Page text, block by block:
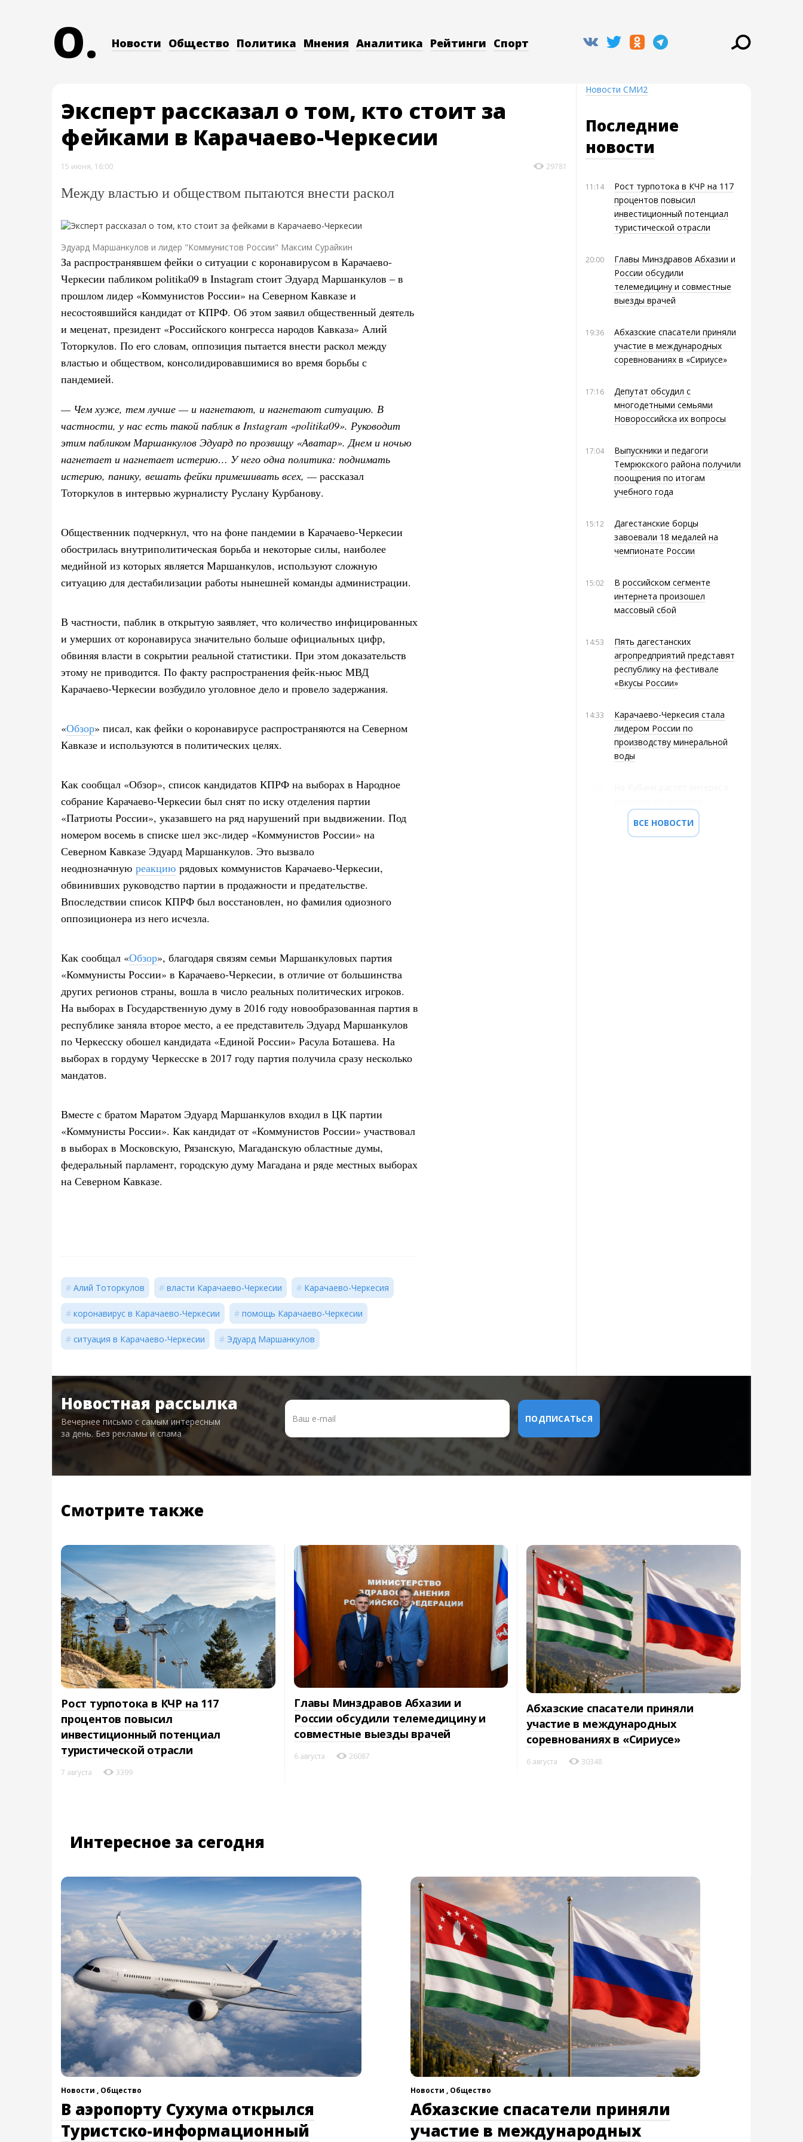
O. Новости Общество Политика Мнения Аналитика Рейтинги Спорт
Эксперт рассказал о том, кто стоит за
фейками в Карачаево-Черкесии
15 июня, 16:00 29781
Между властью и обществом пытаются внести раскол
Эдуард Маршанкулов и лидер "Коммунистов России" Максим Сурайкин
За распространявшем фейки о ситуации с коронавирусом в Карачаево-
Черкесии пабликом politika09 в Instagram стоит Эдуард Маршанкулов – в
прошлом лидер «Коммунистов России» на Северном Кавказе и
несостоявшийся кандидат от КПРФ. Об этом заявил общественный деятель
и меценат, президент «Российского конгресса народов Кавказа» Алий
Тоторкулов. По его словам, оппозиция пытается внести раскол между
властью и обществом, консолидировавшимися во время борьбы с
пандемией.
— Чем хуже, тем лучше — и нагнетают, и нагнетают ситуацию. В
частности, у нас есть такой паблик в Instagram «politika09». Руководит
этим пабликом Маршанкулов Эдуард по прозвищу «Аватар». Днем и ночью
нагнетает и нагнетает истерию… У него одна политика: поднимать
истерию, панику, вешать фейки примешивать всех, — рассказал
Тоторкулов в интервью журналисту Руслану Курбанову.
Общественник подчеркнул, что на фоне пандемии в Карачаево-Черкесии
обострилась внутриполитическая борьба и некоторые силы, наиболее
медийной из которых является Маршанкулов, используют сложную
ситуацию для дестабилизации работы нынешней команды администрации.
В частности, паблик в открытую заявляет, что количество инфицированных
и умерших от коронавируса значительно больше официальных цифр,
обвиняя власти в сокрытии реальной статистики. При этом доказательств
этому не приводится. По факту распространения фейк-ньюс МВД
Карачаево-Черкесии возбудило уголовное дело и провело задержания.
«Обзор» писал, как фейки о коронавирусе распространяются на Северном
Кавказе и используются в политических целях.
Как сообщал «Обзор», список кандидатов КПРФ на выборах в Народное
собрание Карачаево-Черкесии был снят по иску отделения партии
«Патриоты России», указавшего на ряд нарушений при выдвижении. Под
номером восемь в списке шел экс-лидер «Коммунистов России» на
Северном Кавказе Эдуард Маршанкулов. Это вызвало
неоднозначную реакцию рядовых коммунистов Карачаево-Черкесии,
обвинивших руководство партии в продажности и предательстве.
Впоследствии список КПРФ был восстановлен, но фамилия одиозного
оппозиционера из него исчезла.
Как сообщал «Обзор», благодаря связям семьи Маршанкуловых партия
«Коммунисты России» в Карачаево-Черкесии, в отличие от большинства
других регионов страны, вошла в число реальных политических игроков.
На выборах в Государственную думу в 2016 году новообразованная партия в
республике заняла второе место, а ее представитель Эдуард Маршанкулов
по Черкесску обошел кандидата «Единой России» Расула Боташева. На
выборах в гордуму Черкесске в 2017 году партия получила сразу несколько
мандатов.
Вместе с братом Маратом Эдуард Маршанкулов входил в ЦК партии
«Коммунисты России». Как кандидат от «Коммунистов России» участвовал
в выборах в Московскую, Рязанскую, Магаданскую областные думы,
федеральный парламент, городскую думу Магадана и ряде местных выборах
на Северном Кавказе.
Алий Тоторкулов власти Карачаево-Черкесии Карачаево-Черкесия
коронавирус в Карачаево-Черкесии помощь Карачаево-Черкесии
ситуация в Карачаево-Черкесии Эдуард Маршанкулов
Новости СМИ2
Последние
новости
11:14
Рост турпотока в КЧР на 117
процентов повысил
инвестиционный потенциал
туристической отрасли
20:00
Главы Минздравов Абхазии и
России обсудили
телемедицину и совместные
выезды врачей
19:36
Абхазские спасатели приняли
участие в международных
соревнованиях в «Сириусе»
17:16
Депутат обсудил с
многодетными семьями
Новороссийска их вопросы
17:04
Выпускники и педагоги
Темрюкского района получили
поощрения по итогам
учебного года
15:12
Дагестанские борцы
завоевали 18 медалей на
чемпионате России
15:02
В российском сегменте
интернета произошел
массовый сбой
14:53
Пять дагестанских
агропредприятий представят
республику на фестивале
«Вкусы России»
14:33
Карачаево-Черкесия стала
лидером России по
производству минеральной
воды
ВСЕ НОВОСТИ
Новостная рассылка
Вечернее письмо с самым интересным
за день. Без рекламы и спама
Смотрите также
Рост турпотока в КЧР на 117
процентов повысил
инвестиционный потенциал
туристической отрасли
7 августа 3399
Главы Минздравов Абхазии и
России обсудили телемедицину и
совместные выезды врачей
6 августа 26087
Абхазские спасатели приняли
участие в международных
соревнованиях в «Сириусе»
6 августа 30348
Интересное за сегодня
Новости , Общество
В аэропорту Сухума открылся
Туристско-информационный
Новости , Общество
Абхазские спасатели приняли
участие в международных